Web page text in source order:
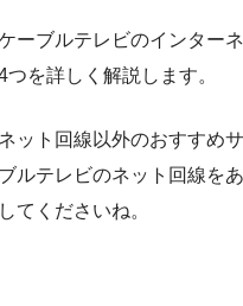
ーブルテレビのインター
を詳しく解説します。
ット回線以外のおすすめ
ルテレビのネット回線を
てくださいね。